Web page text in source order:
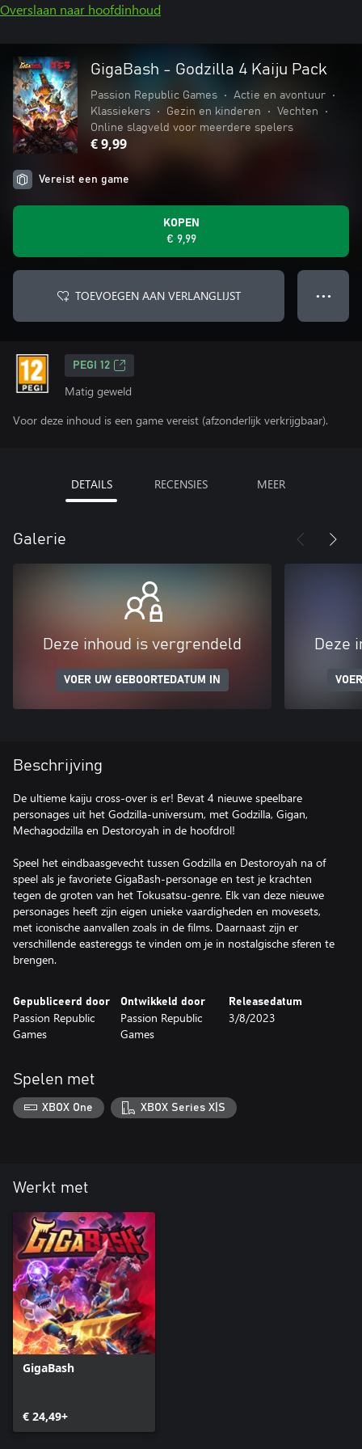
Overslaan naar hoofdinhoud
GigaBash - Godzilla 4 Kaiju Pack
Passion Republic Games • Actie en avontuur
•
Klassiekers
• Gezin en kinderen • Vechten
•
Online slagveld voor meerdere spelers
€ 9,99
Vereist een game
KOPEN
€ 9,99
TOEVOEGEN AAN VERLANGLIJST ● ● ●
PEGI 12
Matig geweld
Voor deze inhoud is een game vereist (afzonderlijk verkrijgbaar).
DETAILS RECENSIES MEER
Galerie
Deze inhoud is vergrendeld
VOER UW GEBOORTEDATUM IN
Deze
Beschrijving
De ultieme kaiju cross-over is er! Bevat 4 nieuwe speelbare
personages uit het Godzilla-universum, met Godzilla, Gigan,
Mechagodzilla en Destoroyah in de hoofdrol!
Speel het eindbaasgevecht tussen Godzilla en Destoroyah na of
speel als je favoriete GigaBash-personage en test je krachten
tegen de groten van het Tokusatsu-genre. Elk van deze nieuwe
personages heeft zijn eigen unieke vaardigheden en movesets,
met iconische aanvallen zoals in de films. Daarnaast zijn er
verschillende eastereggs te vinden om je in nostalgische sferen te
brengen.
Gepubliceerd door
Passion Republic
Games
Ontwikkeld door
Passion Republic
Games
Releasedatum
3/8/2023
Spelen met
XBOX One XBOX Series X|S
Werkt met
GigaBash
€ 24,49+